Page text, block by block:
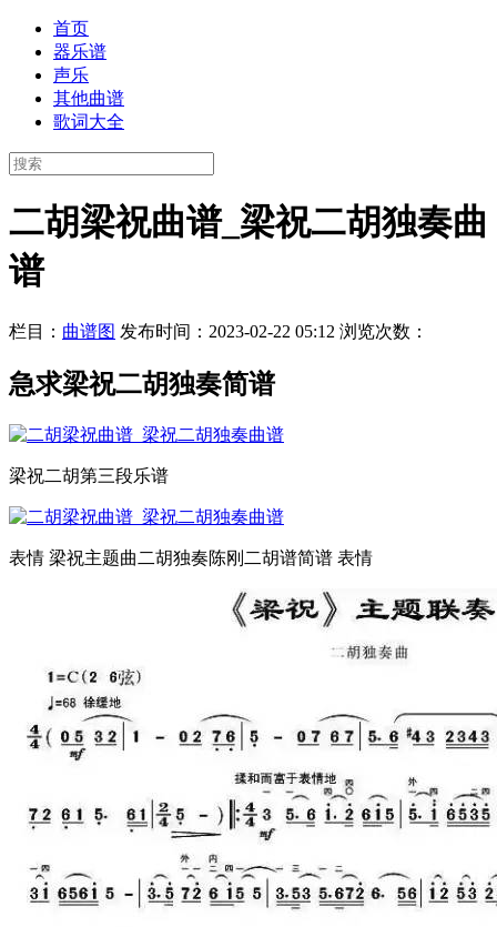
首页
器乐谱
声乐
其他曲谱
歌词大全
二胡梁祝曲谱_梁祝二胡独奏曲
谱
栏目： 曲谱图 发布时间：2023-02-22 05:12 浏览次数：
急求梁祝二胡独奏简谱
梁祝二胡第三段乐谱
表情 梁祝主题曲二胡独奏陈刚二胡谱简谱 表情